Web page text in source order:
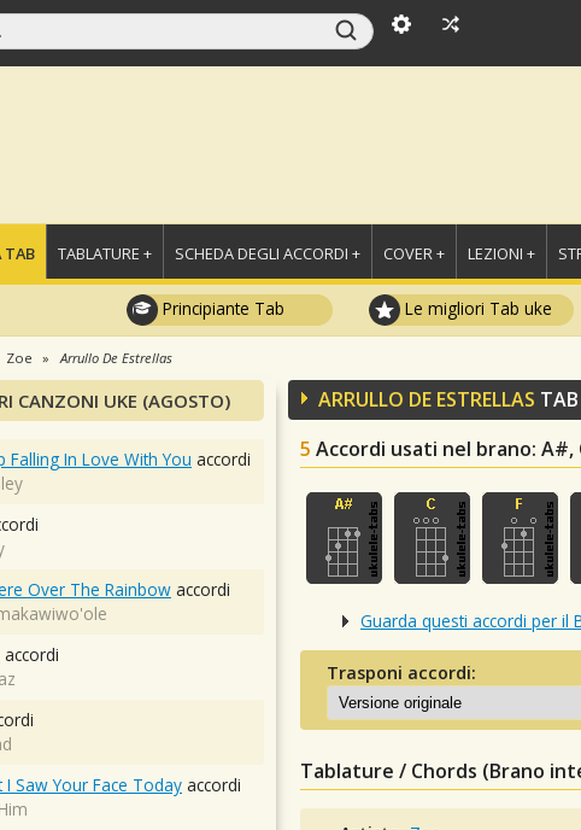
TAB TABLATURE + SCHEDA DEGLI ACCORDI + COVER + LEZIONI +
Principiante Tab Le migliori Tab uke
Zoe Arrullo De Estrellas
ARRULLO DE ESTRELLAS TAB
5 Accordi usati nel brano: A#,
Guarda questi accordi per il
Trasponi accordi:
Tablature / Chords (Brano
CANZONI UKE (AGOSTO)
Falling In Love With You accordi
Over The Rainbow accordi
accordi
Saw Your Face Today accordi